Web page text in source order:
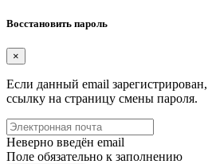
Восстановить пароль
×
Если данный email
ссылку на страницу смены пароля.
Неверно введён email
Поле обязательно к заполнению